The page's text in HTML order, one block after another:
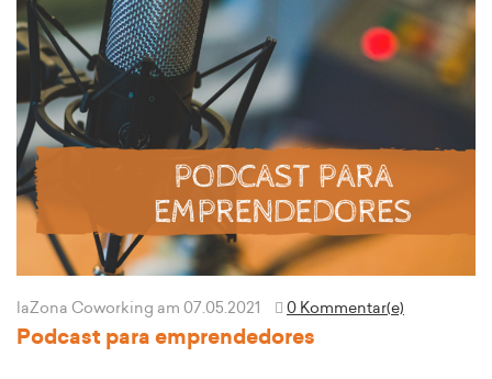
laZona Coworking am 07.05.2021 0 Kommentar(e)
Podcast para emprendedores